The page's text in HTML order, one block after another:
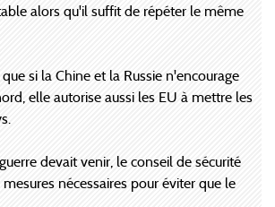
alors qu'il suffit de répéter le même
si la Chine et la Russie n'encourage
elle autorise aussi les EU à mettre les
devait venir, le conseil de sécurité
nécessaires pour éviter que le